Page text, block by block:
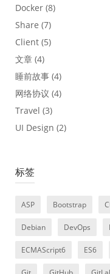
Docker (8)
Share (7)
Client (5)
文章 (4)
睡前故事 (4)
网络协议 (4)
Travel (3)
UI Design (2)
标签
ASP Bootstrap
Debian DevOps
ECMAScript6 ES6